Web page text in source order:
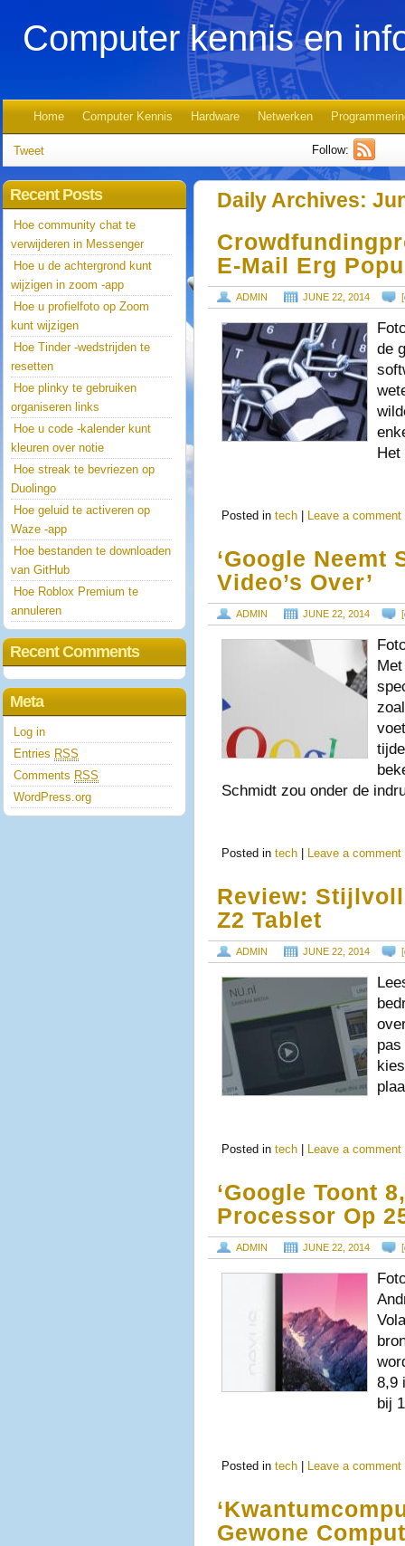
Computer kennis en
Home Computer Kennis Hardware Netwerken
Tweet Follow:
Daily Archives:
E-Mail Erg
ADMIN JUNE 22, 2014 [
de
Posted in tech Leave a comment
‘Google Neemt
Video’s Over’
ADMIN JUNE 22, 2014 [
Schmidt zou onder de
Posted in tech Leave a comment
Review:
Z2 Tablet
ADMIN JUNE 22, 2014 [
Posted in tech Leave a comment
‘Google Toont
Processor Op
ADMIN JUNE 22, 2014 [
8,9
bij
Posted in tech Leave a comment
Gewone
Recent Posts
Hoe community chat te
verwijderen in Messenger
Hoe u de achtergrond kunt
wijzigen in zoom -app
Hoe u profielfoto op Zoom
kunt wijzigen
Hoe Tinder -wedstrijden te
resetten
Hoe plinky te gebruiken
organiseren links
Hoe u code -kalender kunt
kleuren over notie
Hoe streak te bevriezen op
Duolingo
Hoe geluid te activeren op
Waze -app
Hoe bestanden te downloaden
van GitHub
Hoe Roblox Premium te
annuleren
Recent Comments
Meta
Log in
Entries RSS
Comments RSS
WordPress.org